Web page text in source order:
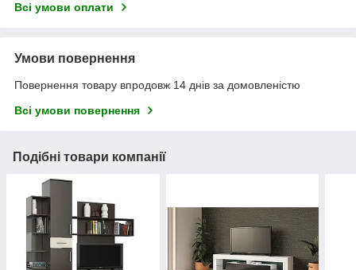
Всі умови оплати
Умови повернення
Повернення товару впродовж 14 днів за домовленістю
Всі умови повернення
Подібні товари компанії